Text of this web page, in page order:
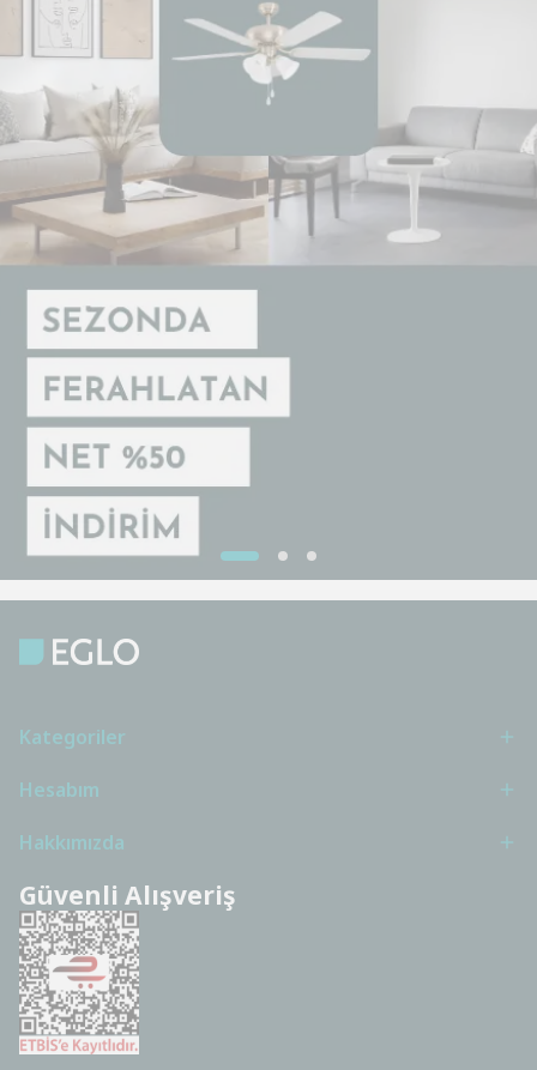
Kategoriler
Hesabım
Hakkımızda
Güvenli Alışveriş